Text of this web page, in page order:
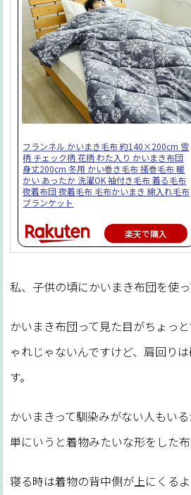
フランネル かいまき毛布 約140×200cm 雪
柄 チェック柄 花柄 わた入り かいまき布団
身丈200cm 冬用 かい巻き毛布 掻巻毛布 暖
かい あったか 洗濯OK 袖付き毛布 着る毛布
夜着布団 夜着毛布 毛布かいまき 綿入れ毛布
ブランケット
楽天で購入
私、子供の頃にかいまき布団を使っ
かいまき布団って見た目がちょっ
ゃれじゃないんですけど、肩回り
す。
かいまきって馴染みがない人もい
単にいうと着物みたいな形をした布
寝る時は着物の背中側が上にくるよ